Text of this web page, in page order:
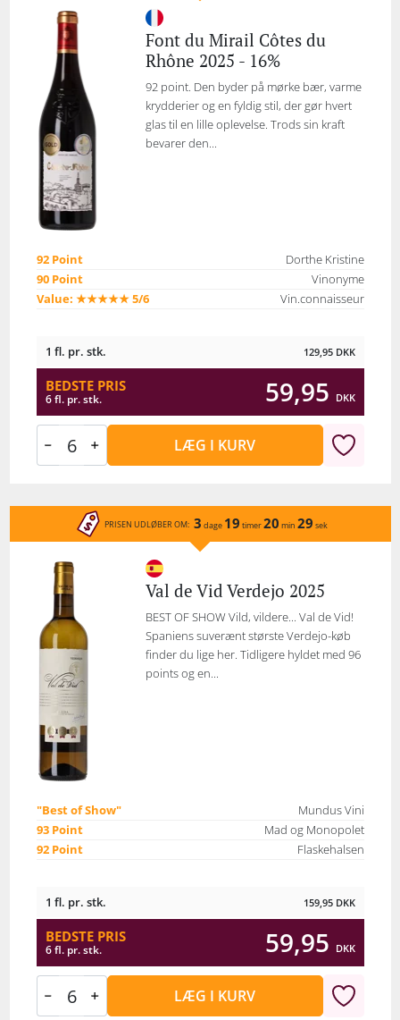
Font du Mirail Côtes du
Rhône 2025 - 16%
92 point. Den byder på mørke bær, varme
krydderier og en fyldig stil, der gør hvert
glas til en lille oplevelse. Trods sin kraft
bevarer den...
92 Point
Dorthe Kristine
90 Point
Vinonyme
Value: ★★★★★ 5/6
Vin.connaisseur
1 fl. pr. stk. 129,95 DKK
BEDSTE PRIS
6 fl. pr. stk. 59,95 DKK
LÆG I KURV
PRISEN UDLØBER OM: 3 dage 19 timer20 min 29 sek
Val de Vid Verdejo 2025
BEST OF SHOW Vild, vildere... Val de Vid!
Spaniens suverænt største Verdejo-køb
finder du lige her. Tidligere hyldet med 96
points og en...
"Best of Show"
Mundus Vini
93 Point
Mad og Monopolet
92 Point
Flaskehalsen
1 fl. pr. stk. 159,95 DKK
BEDSTE PRIS
6 fl. pr. stk. 59,95 DKK
LÆG I KURV